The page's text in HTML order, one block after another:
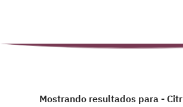
Mostrando resultados para -